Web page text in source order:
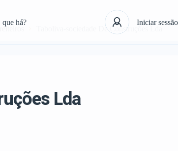
que há? Iniciar sessão
Taboliva-sociedade De Construções Lda
Lda